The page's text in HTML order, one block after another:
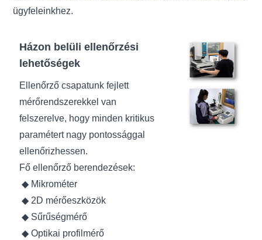
ügyfeleinkhez.
Házon belüli ellenőrzési
lehetőségek
Ellenőrző csapatunk fejlett
mérőrendszerekkel van
felszerelve, hogy minden kritikus
paramétert nagy pontossággal
ellenőrizhessen.
Fő ellenőrző berendezések:
◆ Mikrométer
◆ 2D mérőeszközök
◆ Sűrűségmérő
◆ Optikai profilmérő